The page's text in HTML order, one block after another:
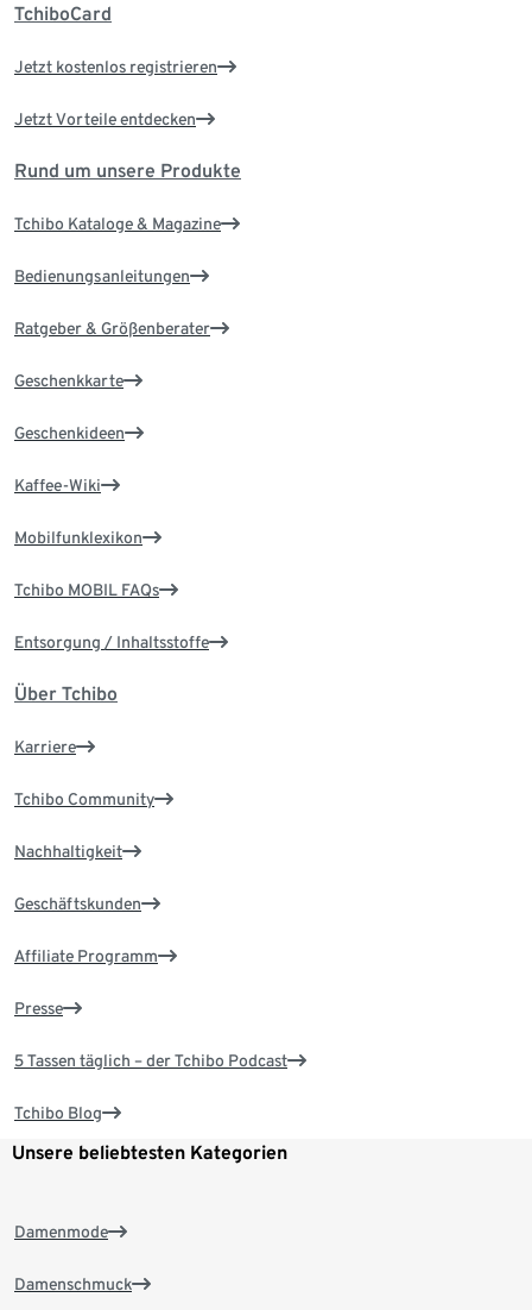
TchiboCard
Jetzt kostenlos registrieren
Jetzt Vorteile entdecken
Rund um unsere Produkte
Tchibo Kataloge & Magazine
Bedienungsanleitungen
Ratgeber & Größenberater
Geschenkkarte
Geschenkideen
Kaffee-Wiki
Mobilfunklexikon
Tchibo MOBIL FAQs
Entsorgung / Inhaltsstoffe
Über Tchibo
Karriere
Tchibo Community
Nachhaltigkeit
Geschäftskunden
Affiliate Programm
Presse
5 Tassen täglich – der Tchibo Podcast
Tchibo Blog
Unsere beliebtesten Kategorien
Damenmode
Damenschmuck